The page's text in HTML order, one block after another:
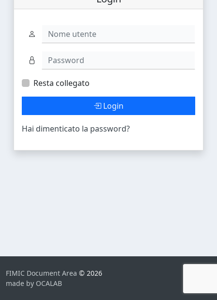
Nome utente
Password
Resta collegato
Login
Hai dimenticato la password?
FIMIC Document Area © 2026
made by OCALAB